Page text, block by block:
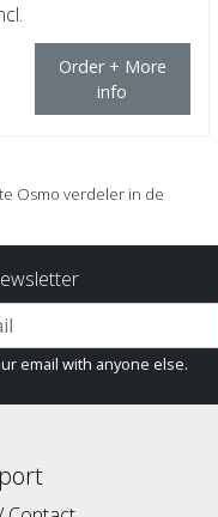
Order + More
info
Osmo verdeler in de
email with anyone else.